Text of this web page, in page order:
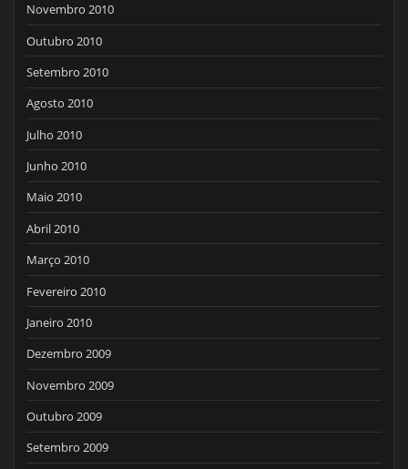
Novembro 2010
Outubro 2010
Setembro 2010
Agosto 2010
Julho 2010
Junho 2010
Maio 2010
Abril 2010
Março 2010
Fevereiro 2010
Janeiro 2010
Dezembro 2009
Novembro 2009
Outubro 2009
Setembro 2009